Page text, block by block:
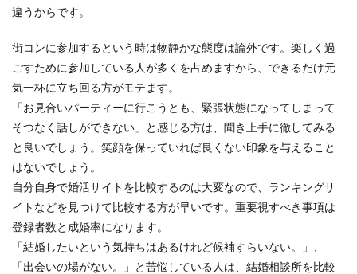
違うからです。
街コンに参加するという時は物静かな態度は論外です。楽しく過
ごすために参加している人が多くを占めますから、できるだけ元
気一杯に立ち回る方がモテます。
「お見合いパーティーに行こうとも、緊張状態になってしまって
そつなく話しができない」と感じる方は、聞き上手に徹してみる
と良いでしょう。笑顔を保っていれば良くない印象を与えること
はないでしょう。
自分自身で婚活サイトを比較するのは大変なので、ランキングサ
イトなどを見つけて比較する方が早いです。重要視すべき事項は
登録者数と成婚率になります。
「結婚したいという気持ちはあるけれど候補すらいない。」、
「出会いの場がない。」と苦悩している人は、結婚相談所を比較